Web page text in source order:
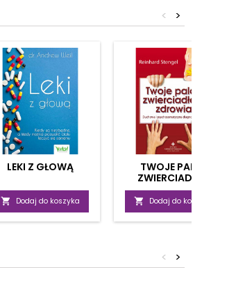
>
<
LEKI Z GŁOWĄ
 Dodaj do koszyka
TWOJE PALCE
ZWIERCIADŁEM
ZDROWIA
 Dodaj do koszyka
>
<